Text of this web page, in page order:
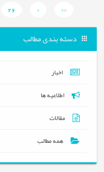
<<
<
26
دسته بندی مطالب
اخبار
اطلاعیه ها
مقالات
همه مطالب